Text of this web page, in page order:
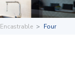
Encastrable Four